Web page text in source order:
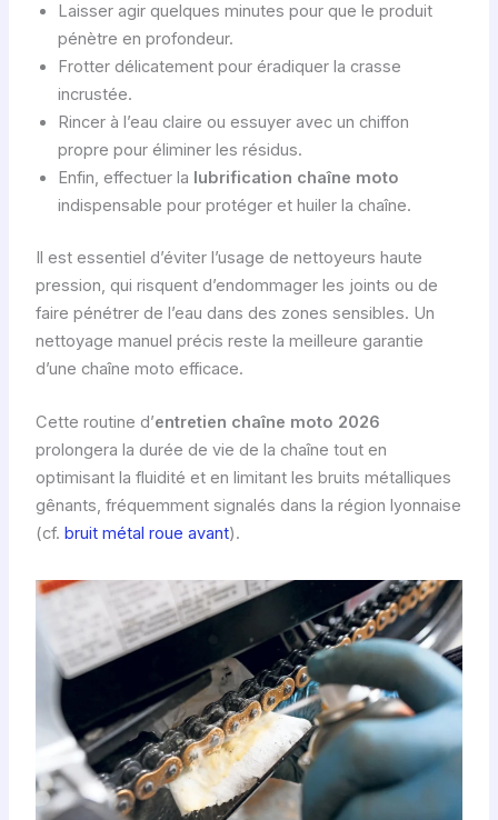
Laisser agir quelques minutes pour que le produit
pénètre en profondeur.
Frotter délicatement pour éradiquer la crasse
incrustée.
Rincer à l’eau claire ou essuyer avec un chiffon
propre pour éliminer les résidus.
Enfin, effectuer la lubrification chaîne moto
indispensable pour protéger et huiler la chaîne.
Il est essentiel d’éviter l’usage de nettoyeurs haute
pression, qui risquent d’endommager les joints ou de
faire pénétrer de l’eau dans des zones sensibles. Un
nettoyage manuel précis reste la meilleure garantie
d’une chaîne moto efficace.
Cette routine d’entretien chaîne moto 2026
prolongera la durée de vie de la chaîne tout en
optimisant la fluidité et en limitant les bruits métalliques
gênants, fréquemment signalés dans la région lyonnaise
(cf. bruit métal roue avant).